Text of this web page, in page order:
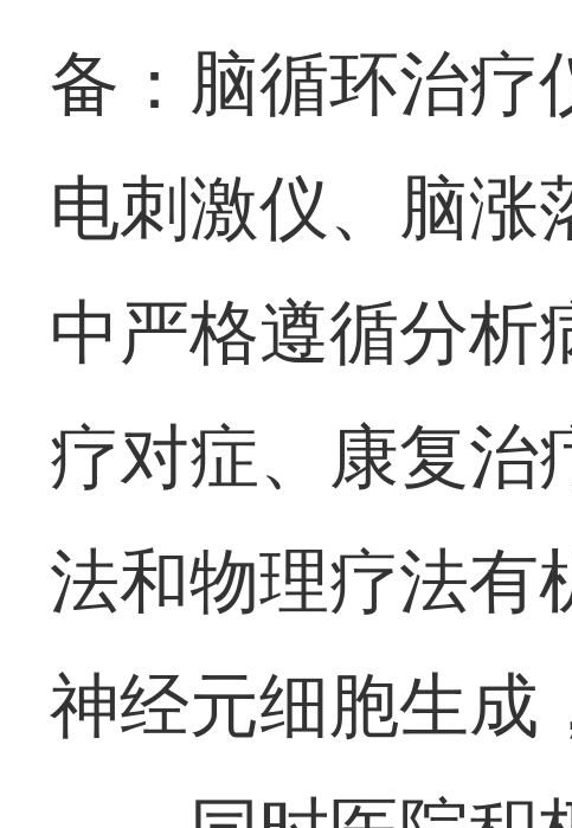
备：脑循环治疗
电刺激仪、脑涨
中严格遵循分析
疗对症、康复治
法和物理疗法有
神经元细胞生成